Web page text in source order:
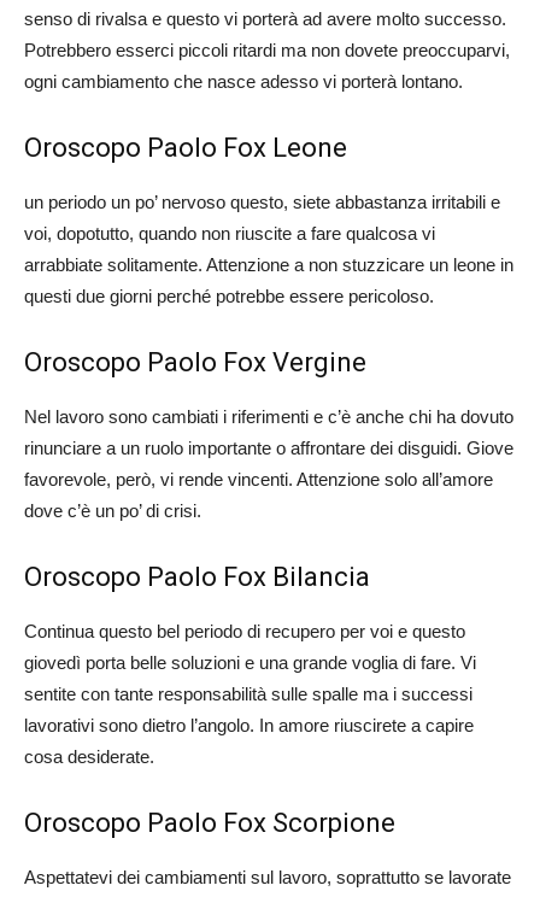
senso di rivalsa e questo vi porterà ad avere molto successo.
Potrebbero esserci piccoli ritardi ma non dovete preoccuparvi,
ogni cambiamento che nasce adesso vi porterà lontano.
Oroscopo Paolo Fox Leone
un periodo un po’ nervoso questo, siete abbastanza irritabili e
voi, dopotutto, quando non riuscite a fare qualcosa vi
arrabbiate solitamente. Attenzione a non stuzzicare un leone in
questi due giorni perché potrebbe essere pericoloso.
Oroscopo Paolo Fox Vergine
Nel lavoro sono cambiati i riferimenti e c’è anche chi ha dovuto
rinunciare a un ruolo importante o affrontare dei disguidi. Giove
favorevole, però, vi rende vincenti. Attenzione solo all’amore
dove c’è un po’ di crisi.
Oroscopo Paolo Fox Bilancia
Continua questo bel periodo di recupero per voi e questo
giovedì porta belle soluzioni e una grande voglia di fare. Vi
sentite con tante responsabilità sulle spalle ma i successi
lavorativi sono dietro l’angolo. In amore riuscirete a capire
cosa desiderate.
Oroscopo Paolo Fox Scorpione
Aspettatevi dei cambiamenti sul lavoro, soprattutto se lavorate